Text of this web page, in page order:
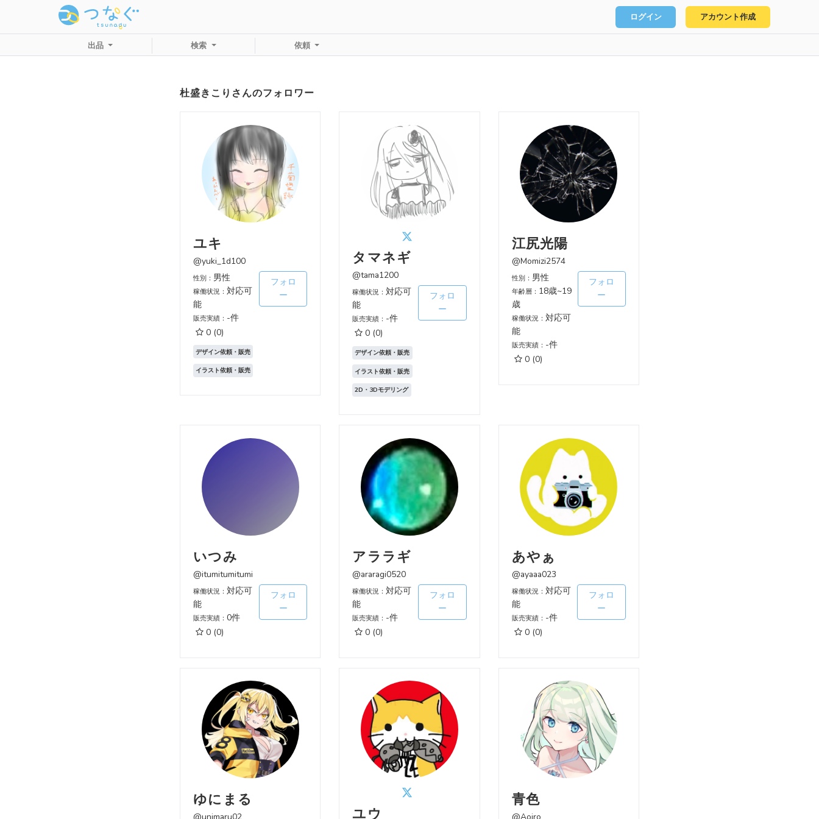
ログイン アカウント作成
出品 検索 依頼
杜盛きこりさんのフォロワー
ユキ
@yuki_1d100
性別： 男性
稼働状況： 対応可
能
販売実績： -件
0 (0)
フォロ
ー
デザイン依頼・販売
イラスト依頼・販売
タマネギ
@tama1200
稼働状況：対応可
能
販売実績： -件
0 (0)
フォロ
ー
デザイン依頼・販売
イラスト依頼・販売
2D・3Dモデリング
江尻光陽
@Momizi2574
性別： 男性
年齢層： 18歳~19
歳
稼働状況： 対応可
能
販売実績： -件
0 (0)
フォロ
ー
いつみ
@itumitumitumi
稼働状況： 対応可
能
販売実績： 0件
0 (0)
フォロ
ー
アララギ
@araragi0520
稼働状況：対応可
能
販売実績： -件
0 (0)
フォロ
ー
あやぁ
@ayaaa023
稼働状況： 対応可
能
販売実績： -件
0 (0)
フォロ
ー
ゆにまる
ユウ
青色